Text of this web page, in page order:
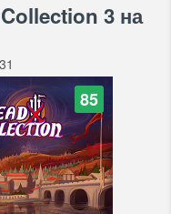
3 на
85